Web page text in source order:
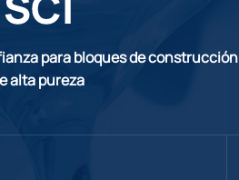
para bloques de construcción
alta pureza